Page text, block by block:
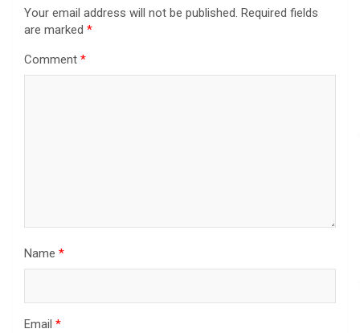
Your email address will not be published. Required fields
are marked *
Comment *
Name *
Email *